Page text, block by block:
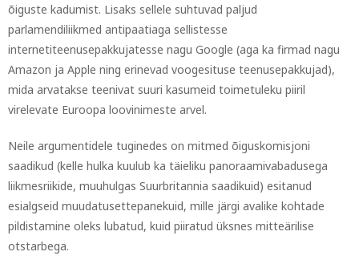
õiguste kadumist. Lisaks sellele suhtuvad paljud
parlamendiliikmed antipaatiaga sellistesse
internetiteenusepakkujatesse nagu Google (aga ka firmad nagu
Amazon ja Apple ning erinevad voogesituse teenusepakkujad),
mida arvatakse teenivat suuri kasumeid toimetuleku piiril
virelevate Euroopa loovinimeste arvel.
Neile argumentidele tuginedes on mitmed õiguskomisjoni
saadikud (kelle hulka kuulub ka täieliku panoraamivabadusega
liikmesriikide, muuhulgas Suurbritannia saadikuid) esitanud
esialgseid muudatusettepanekuid, mille järgi avalike kohtade
pildistamine oleks lubatud, kuid piiratud üksnes mitteärilise
otstarbega.